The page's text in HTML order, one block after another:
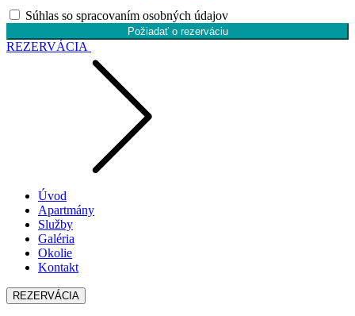
Súhlas so spracovaním osobných údajov
Požiadať o rezerváciu
REZERVÁCIA
Úvod
Apartmány
Služby
Galéria
Okolie
Kontakt
REZERVÁCIA